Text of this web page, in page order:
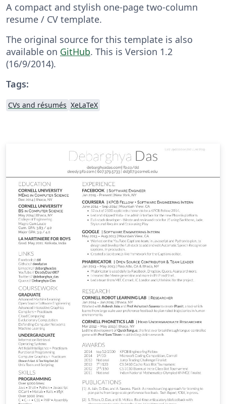
A compact and stylish one-page two-column
resume / CV template.
The original source for this template is also
available on GitHub. This is Version 1.2
(16/9/2014).
Tags:
CVs and résumés XeLaTeX